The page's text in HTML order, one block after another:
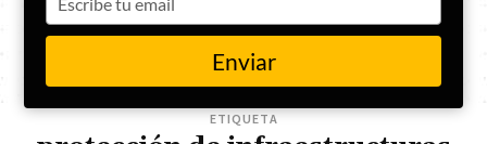
ETIQUETA
your
email
Enviar